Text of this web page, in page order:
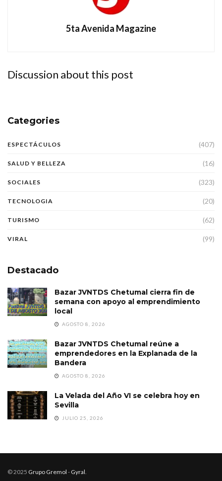
5ta Avenida Magazine
Discussion about this post
Categories
ESPECTÁCULOS (407)
SALUD Y BELLEZA (16)
SOCIALES (323)
TECNOLOGIA (20)
TURISMO (62)
VIRAL (99)
Destacado
Bazar JVNTDS Chetumal cierra fin de
semana con apoyo al emprendimiento
local
AGOSTO 8, 2026
Bazar JVNTDS Chetumal reúne a
emprendedores en la Explanada de la
Bandera
AGOSTO 8, 2026
La Velada del Año VI se celebra hoy en
Sevilla
JULIO 25, 2026
© 2025 Grupo Gremol - Gyral